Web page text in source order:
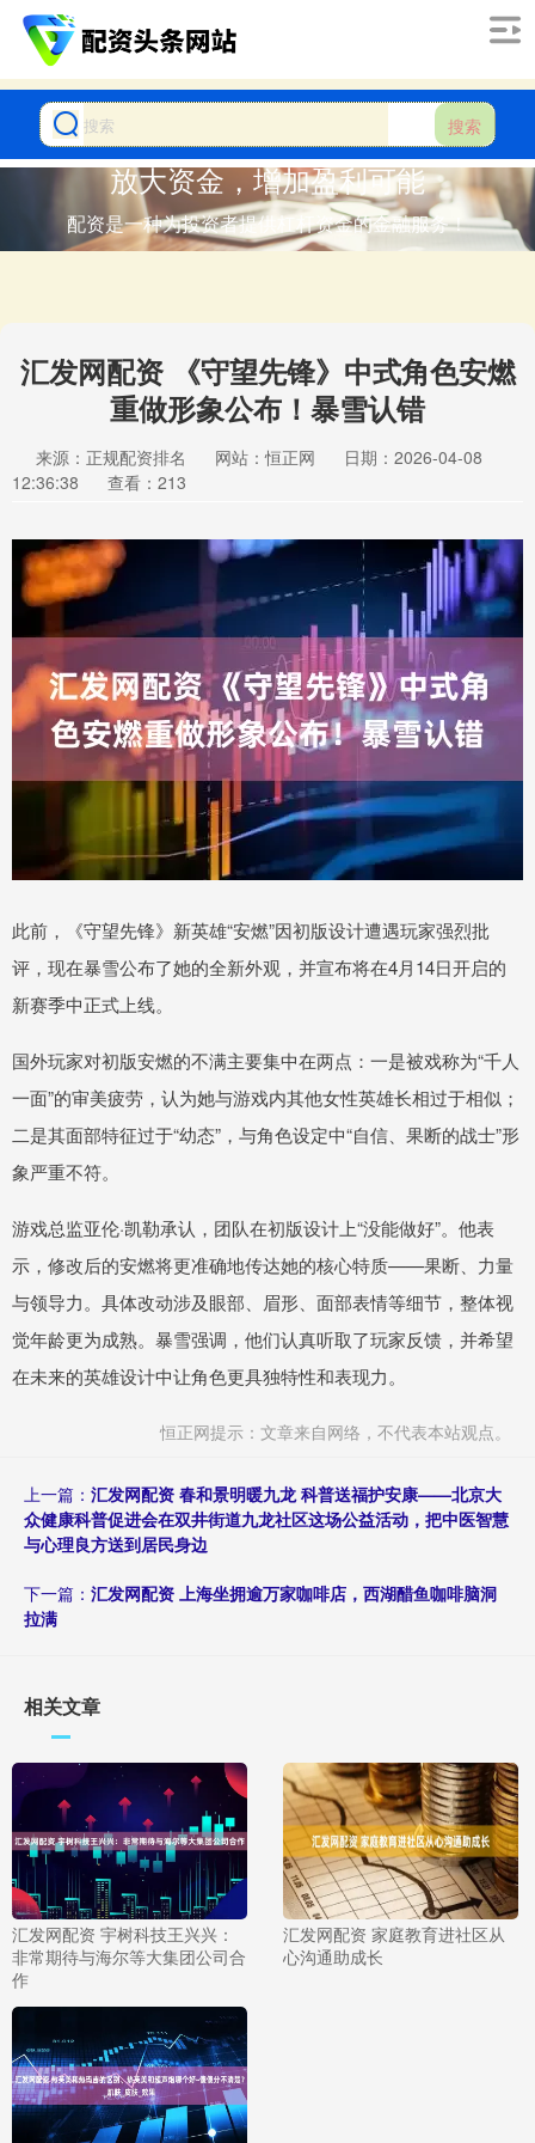
搜索
放大资金，增加盈利可能
配资是一种为投资者提供杠杆资金的金融服务！
汇发网配资 《守望先锋》中式角色安燃
重做形象公布！暴雪认错
来源：正规配资排名 网站：恒正网
日期：2026-04-08
12:36:38
查看：213
此前，《守望先锋》新英雄“安燃”因初版设计遭遇玩家强烈批
评，现在暴雪公布了她的全新外观，并宣布将在4月14日开启的
新赛季中正式上线。
国外玩家对初版安燃的不满主要集中在两点：一是被戏称为“千人
一面”的审美疲劳，认为她与游戏内其他女性英雄长相过于相似；
二是其面部特征过于“幼态”，与角色设定中“自信、果断的战士”形
象严重不符。
游戏总监亚伦·凯勒承认，团队在初版设计上“没能做好”。他表
示，修改后的安燃将更准确地传达她的核心特质——果断、力量
与领导力。具体改动涉及眼部、眉形、面部表情等细节，整体视
觉年龄更为成熟。暴雪强调，他们认真听取了玩家反馈，并希望
在未来的英雄设计中让角色更具独特性和表现力。
恒正网提示：文章来自网络，不代表本站观点。
上一篇： 汇发网配资 春和景明暖九龙 科普送福护安康——北京大
众健康科普促进会在双井街道九龙社区这场公益活动，把中医智慧
与心理良方送到居民身边
下一篇： 汇发网配资 上海坐拥逾万家咖啡店，西湖醋鱼咖啡脑洞
拉满
相关文章
汇发网配资 宇树科技王兴兴：
非常期待与海尔等大集团公司合
作
汇发网配资 家庭教育进社区从
心沟通助成长